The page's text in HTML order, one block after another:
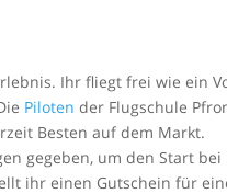
Ihr fliegt frei wie ein
Piloten der Flugschule
Besten auf dem Markt.
gegeben, um den Start bei
ihr einen Gutschein für